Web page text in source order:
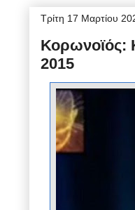
Τρίτη 17 Μαρτίου
Κορωνοϊός:
2015